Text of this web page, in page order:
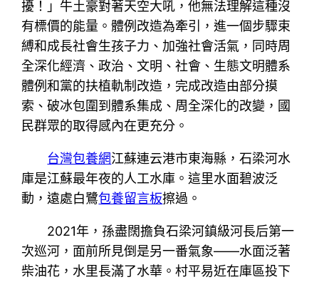
擾！」牛土豪對著天空大吼，他無法理解這種沒
有標價的能量。體例改造為牽引，進一個步驟束
縛和成長社會生孩子力、加強社會活氣，同時周
全深化經濟、政治、文明、社會、生態文明體系
體例和黨的扶植軌制改造，完成改造由部分摸
索、破冰包圍到體系集成、周全深化的改變，國
民群眾的取得感內在更充分。
台灣包養網江蘇連云港市東海縣，石梁河水
庫是江蘇最年夜的人工水庫。這里水面碧波泛
動，遠處白鷺包養留言板擦過。
2021年，孫盡闊擔負石梁河鎮級河長后第一
次巡河，面前所見倒是另一番氣象——水面泛著
柴油花，水里長滿了水華。村平易近在庫區投下